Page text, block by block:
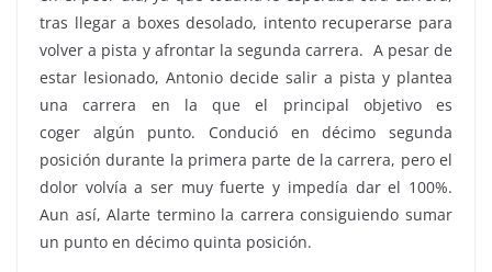
tras llegar a boxes desolado, intento recuperarse para
volver a pista y afrontar la segunda carrera. A pesar de
estar lesionado, Antonio decide salir a pista y plantea
una carrera en la que el principal objetivo es
coger algún punto. Condució en décimo segunda
posición durante la primera parte de la carrera, pero el
dolor volvía a ser muy fuerte y impedía dar el 100%.
Aun así, Alarte termino la carrera consiguiendo sumar
un punto en décimo quinta posición.